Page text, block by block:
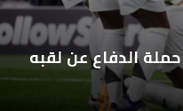
الدفاع عن لقبه